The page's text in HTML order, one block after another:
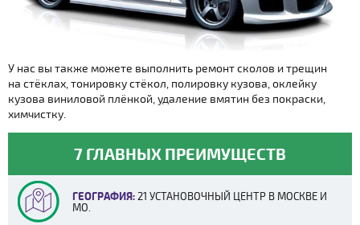
У нас вы также можете выполнить ремонт сколов и трещин
на стёклах, тонировку стёкол, полировку кузова, оклейку
кузова виниловой плёнкой, удаление вмятин без покраски,
химчистку.
7 ГЛАВНЫХ ПРЕИМУЩЕСТВ
ГЕОГРАФИЯ: 21 УСТАНОВОЧНЫЙ ЦЕНТР В МОСКВЕ И
МО.